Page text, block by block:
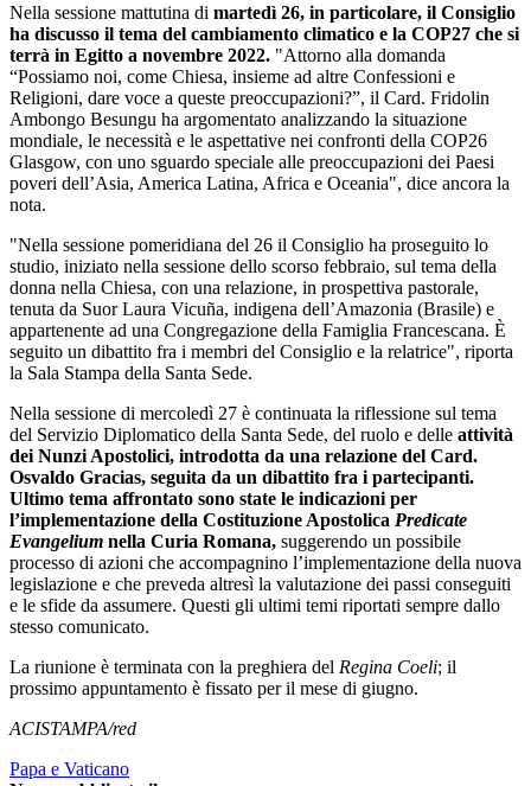
Nella sessione mattutina di martedì 26, in particolare, il Consiglio
ha discusso il tema del cambiamento climatico e la COP27 che si
terrà in Egitto a novembre 2022. "Attorno alla domanda
“Possiamo noi, come Chiesa, insieme ad altre Confessioni e
Religioni, dare voce a queste preoccupazioni?”, il Card. Fridolin
Ambongo Besungu ha argomentato analizzando la situazione
mondiale, le necessità e le aspettative nei confronti della COP26
Glasgow, con uno sguardo speciale alle preoccupazioni dei Paesi
poveri dell’Asia, America Latina, Africa e Oceania", dice ancora la
nota.
"Nella sessione pomeridiana del 26 il Consiglio ha proseguito lo
studio, iniziato nella sessione dello scorso febbraio, sul tema della
donna nella Chiesa, con una relazione, in prospettiva pastorale,
tenuta da Suor Laura Vicuña, indigena dell’Amazonia (Brasile) e
appartenente ad una Congregazione della Famiglia Francescana. È
seguito un dibattito fra i membri del Consiglio e la relatrice", riporta
la Sala Stampa della Santa Sede.
Nella sessione di mercoledì 27 è continuata la riflessione sul tema
del Servizio Diplomatico della Santa Sede, del ruolo e delle attività
dei Nunzi Apostolici, introdotta da una relazione del Card.
Osvaldo Gracias, seguita da un dibattito fra i partecipanti.
Ultimo tema affrontato sono state le indicazioni per
l’implementazione della Costituzione Apostolica Predicate
Evangelium nella Curia Romana, suggerendo un possibile
processo di azioni che accompagnino l’implementazione della nuova
legislazione e che preveda altresì la valutazione dei passi conseguiti
e le sfide da assumere. Questi gli ultimi temi riportati sempre dallo
stesso comunicato.
La riunione è terminata con la preghiera del Regina Coeli; il
prossimo appuntamento è fissato per il mese di giugno.
ACISTAMPA/red
Papa e Vaticano